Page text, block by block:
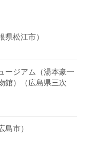
県松江市）
ージアム（湯本豪一
館）（広島県三次
島市）